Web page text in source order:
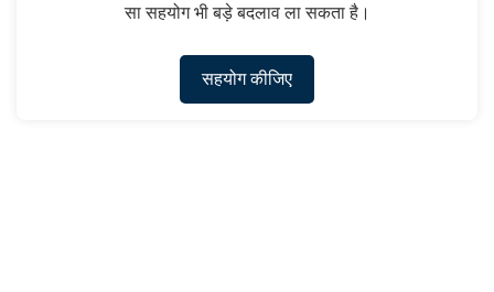
सा सहयोग भी बड़े बदलाव ला सकता है।
सहयोग कीजिए